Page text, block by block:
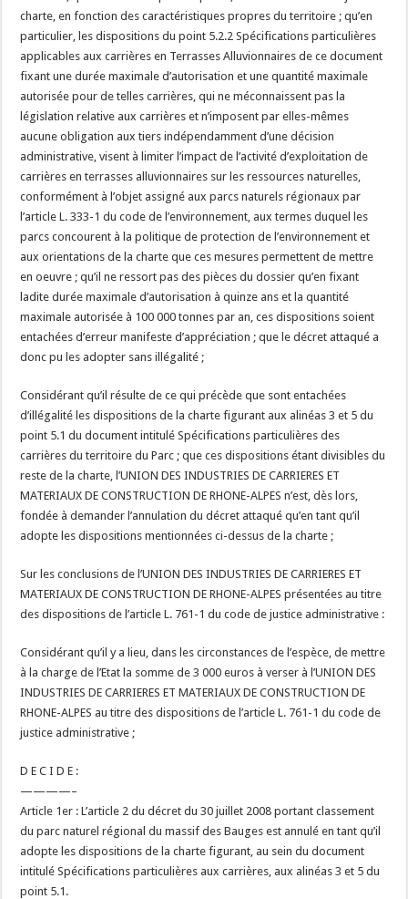
charte, en fonction des caractéristiques propres du territoire ; qu’en
particulier, les dispositions du point 5.2.2 Spécifications particulières
applicables aux carrières en Terrasses Alluvionnaires de ce document
fixant une durée maximale d’autorisation et une quantité maximale
autorisée pour de telles carrières, qui ne méconnaissent pas la
législation relative aux carrières et n’imposent par elles-mêmes
aucune obligation aux tiers indépendamment d’une décision
administrative, visent à limiter l’impact de l’activité d’exploitation de
carrières en terrasses alluvionnaires sur les ressources naturelles,
conformément à l’objet assigné aux parcs naturels régionaux par
l’article L. 333-1 du code de l’environnement, aux termes duquel les
parcs concourent à la politique de protection de l’environnement et
aux orientations de la charte que ces mesures permettent de mettre
en oeuvre ; qu’il ne ressort pas des pièces du dossier qu’en fixant
ladite durée maximale d’autorisation à quinze ans et la quantité
maximale autorisée à 100 000 tonnes par an, ces dispositions soient
entachées d’erreur manifeste d’appréciation ; que le décret attaqué a
donc pu les adopter sans illégalité ;
Considérant qu’il résulte de ce qui précède que sont entachées
d’illégalité les dispositions de la charte figurant aux alinéas 3 et 5 du
point 5.1 du document intitulé Spécifications particulières des
carrières du territoire du Parc ; que ces dispositions étant divisibles du
reste de la charte, l’UNION DES INDUSTRIES DE CARRIERES ET
MATERIAUX DE CONSTRUCTION DE RHONE-ALPES n’est, dès lors,
fondée à demander l’annulation du décret attaqué qu’en tant qu’il
adopte les dispositions mentionnées ci-dessus de la charte ;
Sur les conclusions de l’UNION DES INDUSTRIES DE CARRIERES ET
MATERIAUX DE CONSTRUCTION DE RHONE-ALPES présentées au titre
des dispositions de l’article L. 761-1 du code de justice administrative :
Considérant qu’il y a lieu, dans les circonstances de l’espèce, de mettre
à la charge de l’Etat la somme de 3 000 euros à verser à l’UNION DES
INDUSTRIES DE CARRIERES ET MATERIAUX DE CONSTRUCTION DE
RHONE-ALPES au titre des dispositions de l’article L. 761-1 du code de
justice administrative ;
D E C I D E :
————–
Article 1er : L’article 2 du décret du 30 juillet 2008 portant classement
du parc naturel régional du massif des Bauges est annulé en tant qu’il
adopte les dispositions de la charte figurant, au sein du document
intitulé Spécifications particulières aux carrières, aux alinéas 3 et 5 du
point 5.1.